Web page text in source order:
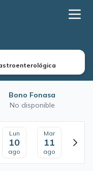
Bono Fonasa
No disponible
Lun
10
ago
Mar
11
ago